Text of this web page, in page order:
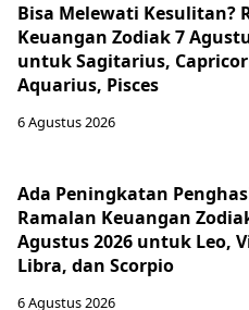
Bisa Melewati Kesulitan?
Keuangan Zodiak 7
untuk Sagitarius,
Aquarius, Pisces
6 Agustus 2026
Ada Peningkatan
Ramalan Keuangan
Agustus 2026 untuk Leo,
Libra, dan Scorpio
6 Agustus 2026